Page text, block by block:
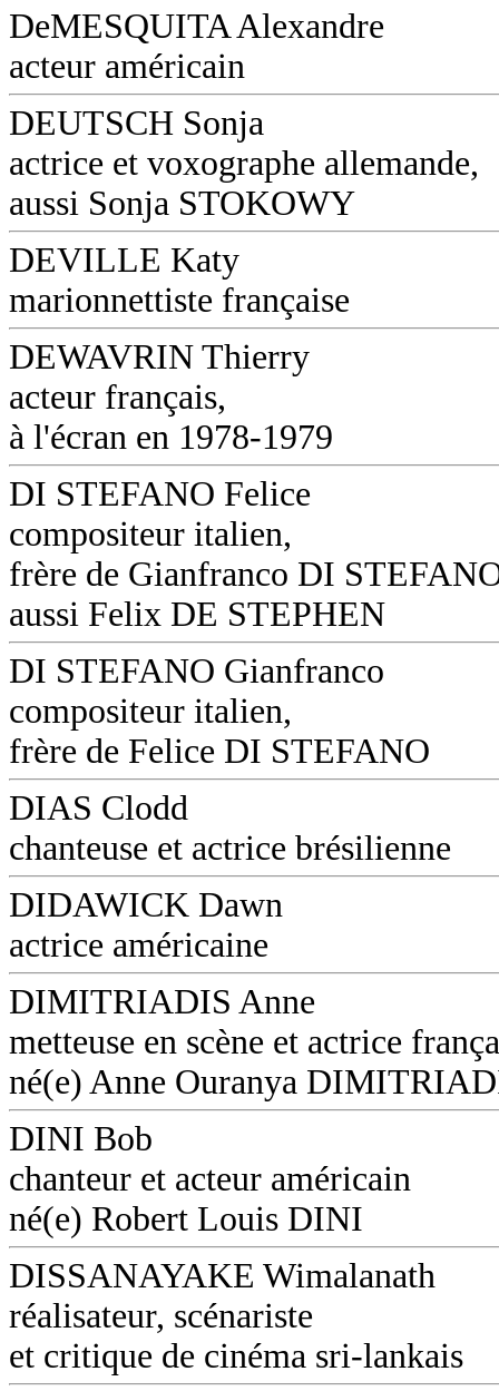
DeMESQUITA Alexandre
acteur américain
DEUTSCH Sonja
actrice et voxographe allemande,
aussi Sonja STOKOWY
DEVILLE Katy
marionnettiste française
DEWAVRIN Thierry
acteur français,
à l'écran en 1978-1979
DI STEFANO Felice
compositeur italien,
frère de Gianfranco DI
aussi Felix DE STEPHEN
DI STEFANO Gianfranco
compositeur italien,
frère de Felice DI STEFANO
DIAS Clodd
chanteuse et actrice brésilienne
DIDAWICK Dawn
actrice américaine
DIMITRIADIS Anne
metteuse en scène et actrice
né(e) Anne Ouranya
DINI Bob
chanteur et acteur américain
né(e) Robert Louis DINI
DISSANAYAKE Wimalanath
réalisateur, scénariste
et critique de cinéma sri-lankais